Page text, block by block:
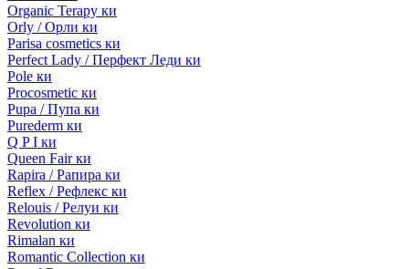
Organic Terapy ки
Orly / Орли ки
Parisa cosmetics ки
Perfect Lady / Перфект Леди ки
Pole ки
Procosmetic ки
Pupa / Пупа ки
Purederm ки
Q P I ки
Queen Fair ки
Rapira / Рапира ки
Reflex / Рефлекс ки
Relouis / Релуи ки
Revolution ки
Rimalan ки
Romantic Collection ки